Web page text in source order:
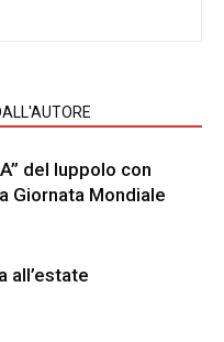
del luppolo con
Giornata Mondiale
all’estate